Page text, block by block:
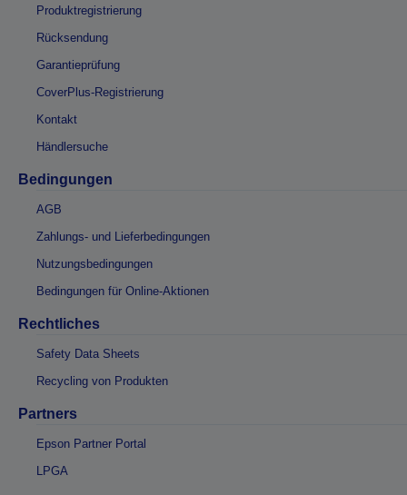
Produktregistrierung
Rücksendung
Garantieprüfung
CoverPlus-Registrierung
Kontakt
Händlersuche
Bedingungen
AGB
Zahlungs- und Lieferbedingungen
Nutzungsbedingungen
Bedingungen für Online-Aktionen
Rechtliches
Safety Data Sheets
Recycling von Produkten
Partners
Epson Partner Portal
LPGA